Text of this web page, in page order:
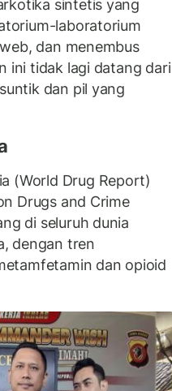
sintetis yang
laboratorium
dan menembus
ini tidak lagi datang dari
dan pil yang
(World Drug Report)
Drugs and Crime
di seluruh dunia
dengan tren
dan opioid